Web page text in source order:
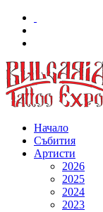
Начало
Събития
Артисти
2026
2025
2024
2023